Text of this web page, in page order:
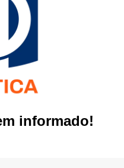
informado!